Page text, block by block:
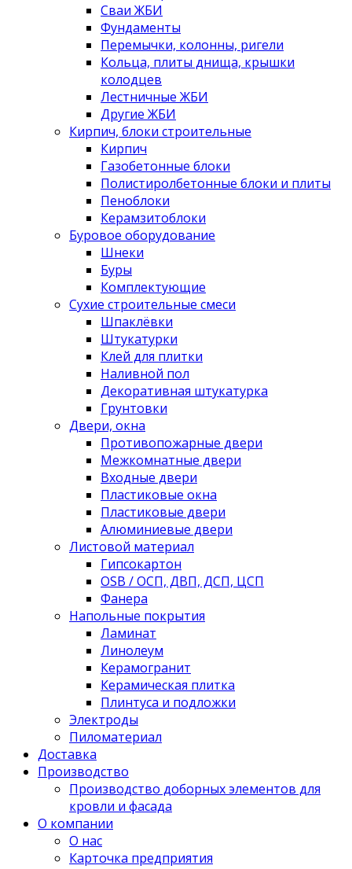
Сваи ЖБИ
Фундаменты
Перемычки, колонны, ригели
Кольца, плиты днища, крышки
колодцев
Лестничные ЖБИ
Другие ЖБИ
Кирпич, блоки строительные
Кирпич
Газобетонные блоки
Полистиролбетонные блоки и плиты
Пеноблоки
Керамзитоблоки
Буровое оборудование
Шнеки
Буры
Комплектующие
Сухие строительные смеси
Шпаклёвки
Штукатурки
Клей для плитки
Наливной пол
Декоративная штукатурка
Грунтовки
Двери, окна
Противопожарные двери
Межкомнатные двери
Входные двери
Пластиковые окна
Пластиковые двери
Алюминиевые двери
Листовой материал
Гипсокартон
OSB / ОСП, ДВП, ДСП, ЦСП
Фанера
Напольные покрытия
Ламинат
Линолеум
Керамогранит
Керамическая плитка
Плинтуса и подложки
Электроды
Пиломатериал
Доставка
Производство
Производство доборных элементов для
кровли и фасада
О компании
О нас
Карточка предприятия